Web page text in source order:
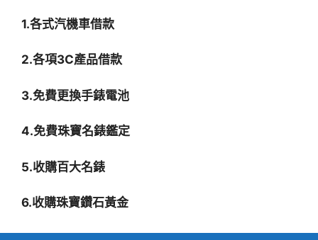
1.各式汽機車借款
2.各項3C產品借款
3.免費更換手錶電池
4.免費珠寶名錶鑑定
5.收購百大名錶
6.收購珠寶鑽石黃金